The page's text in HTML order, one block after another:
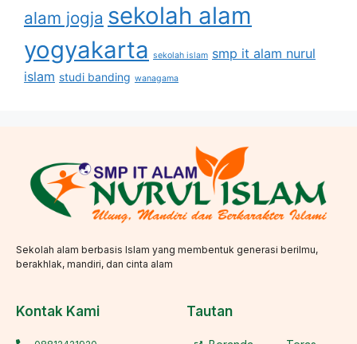
alam jogja sekolah alam
yogyakarta sekolah islam smp it alam nurul
islam studi banding wanagama
Sekolah alam berbasis Islam yang membentuk generasi berilmu,
berakhlak, mandiri, dan cinta alam
Kontak Kami Tautan